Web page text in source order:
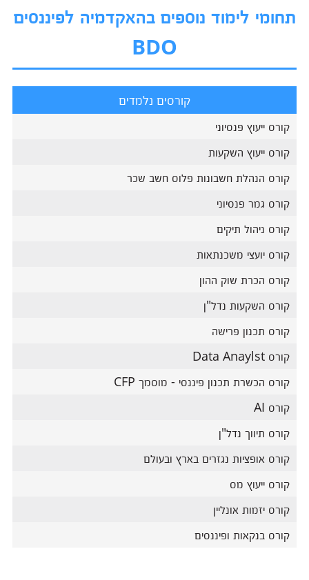
תחומי לימוד נוספים בהאקדמיה לפיננסים
BDO
קורסים נלמדים
קורס ייעוץ פנסיוני
קורס ייעוץ השקעות
קורס הנהלת חשבונות פלוס חשב שכר
קורס גמר פנסיוני
קורס ניהול תיקים
קורס יועצי משכנתאות
קורס הכרת שוק ההון
קורס השקעות נדל"ן
קורס תכנון פרישה
קורס Data Anaylst
קורס הכשרת תכנון פיננסי - מוסמך CFP
קורס AI
קורס תיווך נדל"ן
קורס אופציות נגזרים בארץ ובעולם
קורס ייעוץ מס
קורס יזמות אונליין
קורס בנקאות ופיננסים